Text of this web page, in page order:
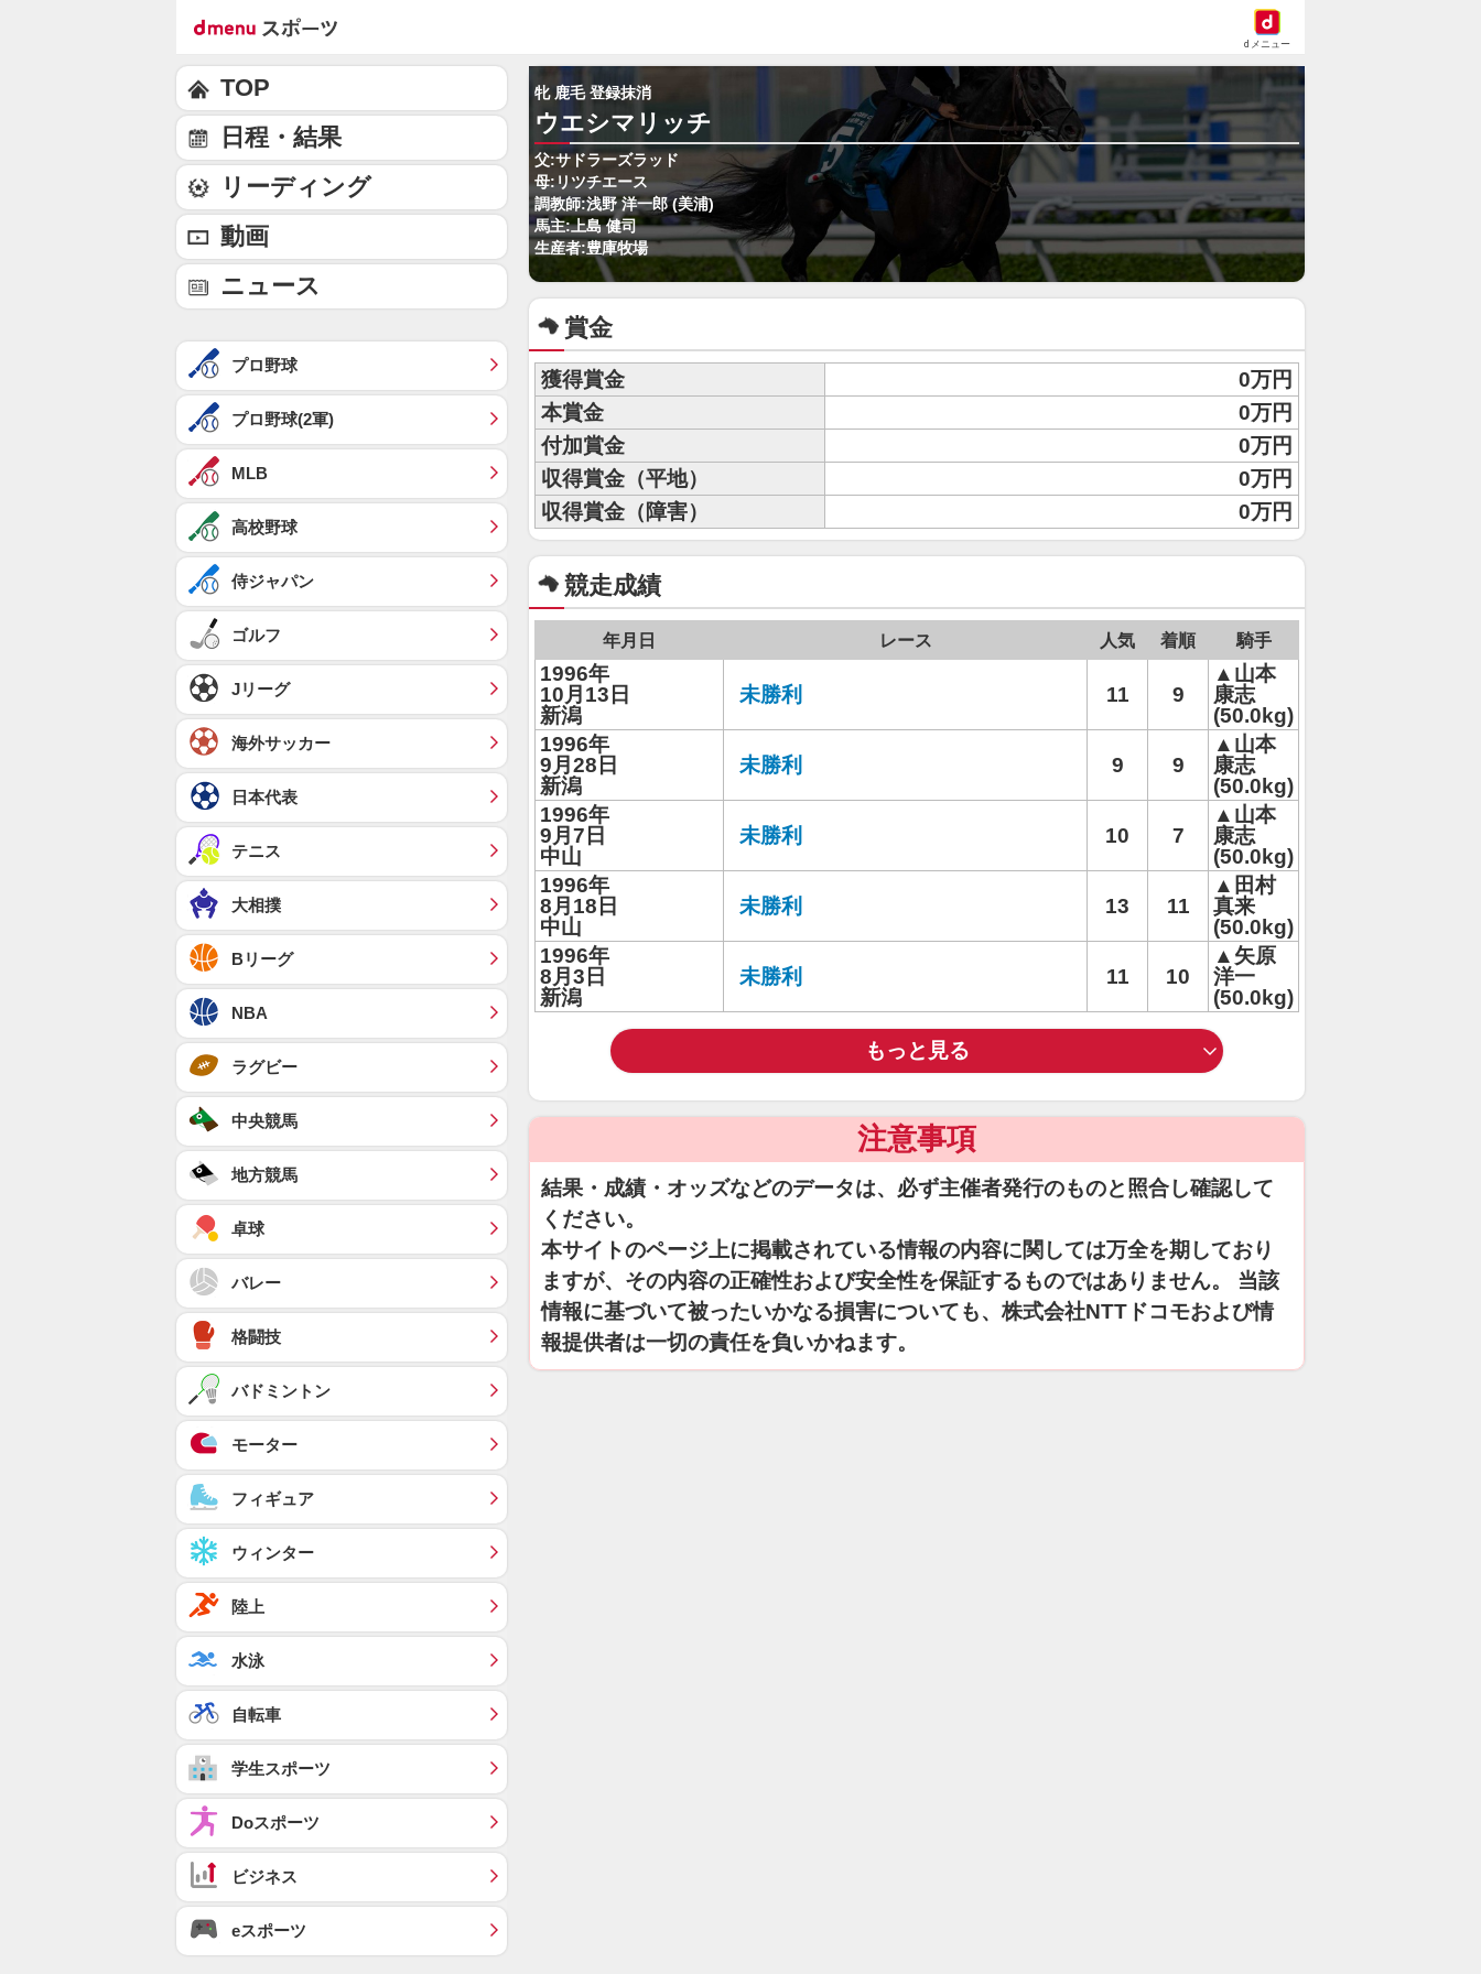
dメニュー
牝 鹿毛 登録抹消
ウエシマリッチ
父:サドラーズラッド
母:リツチエース
調教師:浅野 洋一郎 (美浦)
馬主:上島 健司
生産者:豊庫牧場
賞金
獲得賞金
0万円
本賞金
0万円
付加賞金
0万円
収得賞金（平地）
0万円
収得賞金（障害）
0万円
競走成績
年月日 レース 人気 着順 騎手
1996年
10月13日
新潟
未勝利 11 9
▲山本
康志
(50.0kg)
1996年
9月28日
新潟
未勝利 9 9
▲山本
康志
(50.0kg)
1996年
9月7日
中山
未勝利 10 7
▲山本
康志
(50.0kg)
1996年
8月18日
中山
未勝利 13 11
▲田村
真来
(50.0kg)
1996年
8月3日
新潟
未勝利 11 10
▲矢原
洋一
(50.0kg)
もっと見る
注意事項
結果・成績・オッズなどのデータは、必ず主催者発行のものと照合し確認して
ください。
本サイトのページ上に掲載されている情報の内容に関しては万全を期しており
ますが、その内容の正確性および安全性を保証するものではありません。 当該
情報に基づいて被ったいかなる損害についても、株式会社NTTドコモおよび情
報提供者は一切の責任を負いかねます。
TOP
日程・結果
リーディング
動画
ニュース
プロ野球
プロ野球(2軍)
MLB
高校野球
侍ジャパン
ゴルフ
Jリーグ
海外サッカー
日本代表
テニス
大相撲
Bリーグ
NBA
ラグビー
中央競馬
地方競馬
卓球
バレー
格闘技
バドミントン
モーター
フィギュア
ウィンター
陸上
水泳
自転車
学生スポーツ
Doスポーツ
ビジネス
eスポーツ